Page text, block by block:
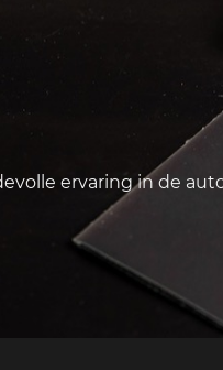
ervaring in de